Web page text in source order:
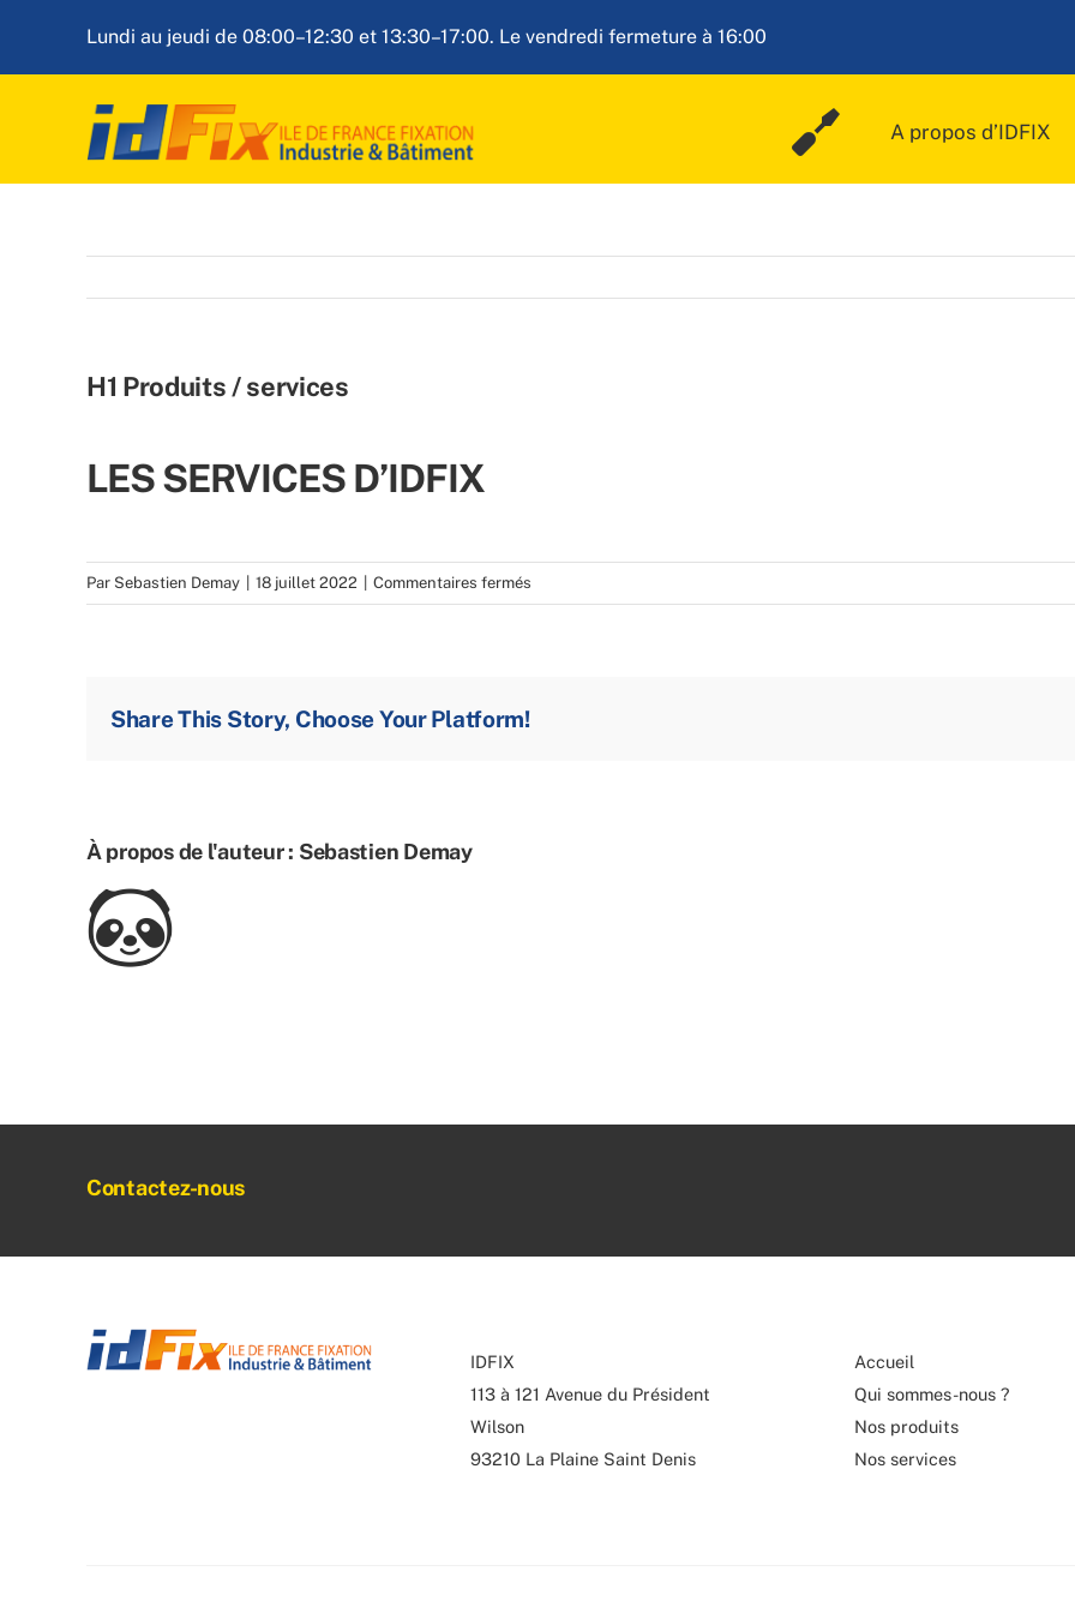
Lundi au jeudi de 08:00–12:30 et 13:30–17:00. Le vendredi fermeture à 16:00
A propos d’IDFIX
H1 Produits / services
LES SERVICES D’IDFIX
Par Sebastien Demay | 18 juillet 2022 | Commentaires fermés
H1
Share This Story, Choose Your Platform!
À propos de l'auteur : Sebastien Demay
Contactez-nous
IDFIX
113 à 121 Avenue du Président
Wilson
93210 La Plaine Saint Denis
Accueil
Qui sommes-nous ?
Nos produits
Nos services